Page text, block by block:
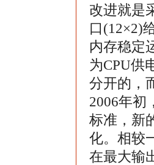
改进就是
口(12×2)
内存稳定
为CPU供
分开的，
2006年初
标准，新
化。相较
在最大输